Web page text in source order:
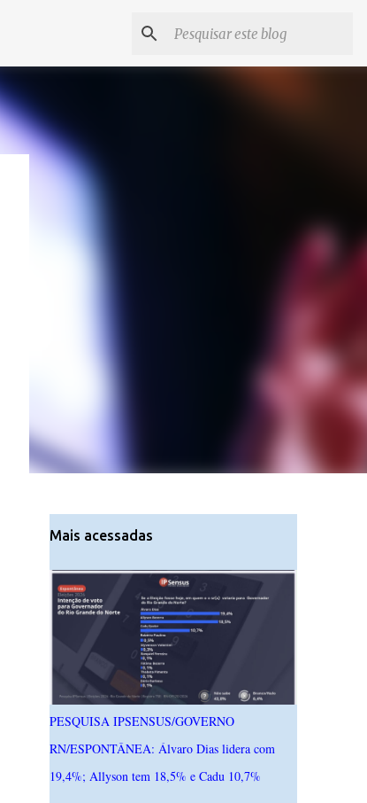
Mais acessadas
PESQUISA IPSENSUS/GOVERNO
RN/ESPONTÂNEA: Álvaro Dias lidera com
19,4%; Allyson tem 18,5% e Cadu 10,7%